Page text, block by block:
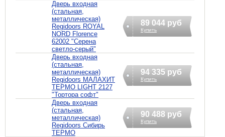
Дверь входная
(стальная,
металлическая)
Regidoors ROYAL
NORD Florence
62002 "Серена
светло-серый"
89 044 руб
Купить
Дверь входная
(стальная,
металлическая)
Regidoors МАЛАХИТ
ТЕРМО LIGHT 2127
"Тортора софт"
94 335 руб
Купить
Дверь входная
(стальная,
металлическая)
Regidoors Сибирь
ТЕРМО
90 488 руб
Купить